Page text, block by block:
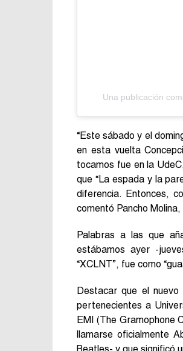
Una publicación
“Este sábado y el
en esta vuelta
tocamos fue en la
que “La espada y la
diferencia. Entonces,
comentó Pancho
Palabras a las que
estábamos ayer -
“XCLNT”, fue como
Destacar que el
pertenecientes a
EMI (The Gramophone
llamarse oficialmente